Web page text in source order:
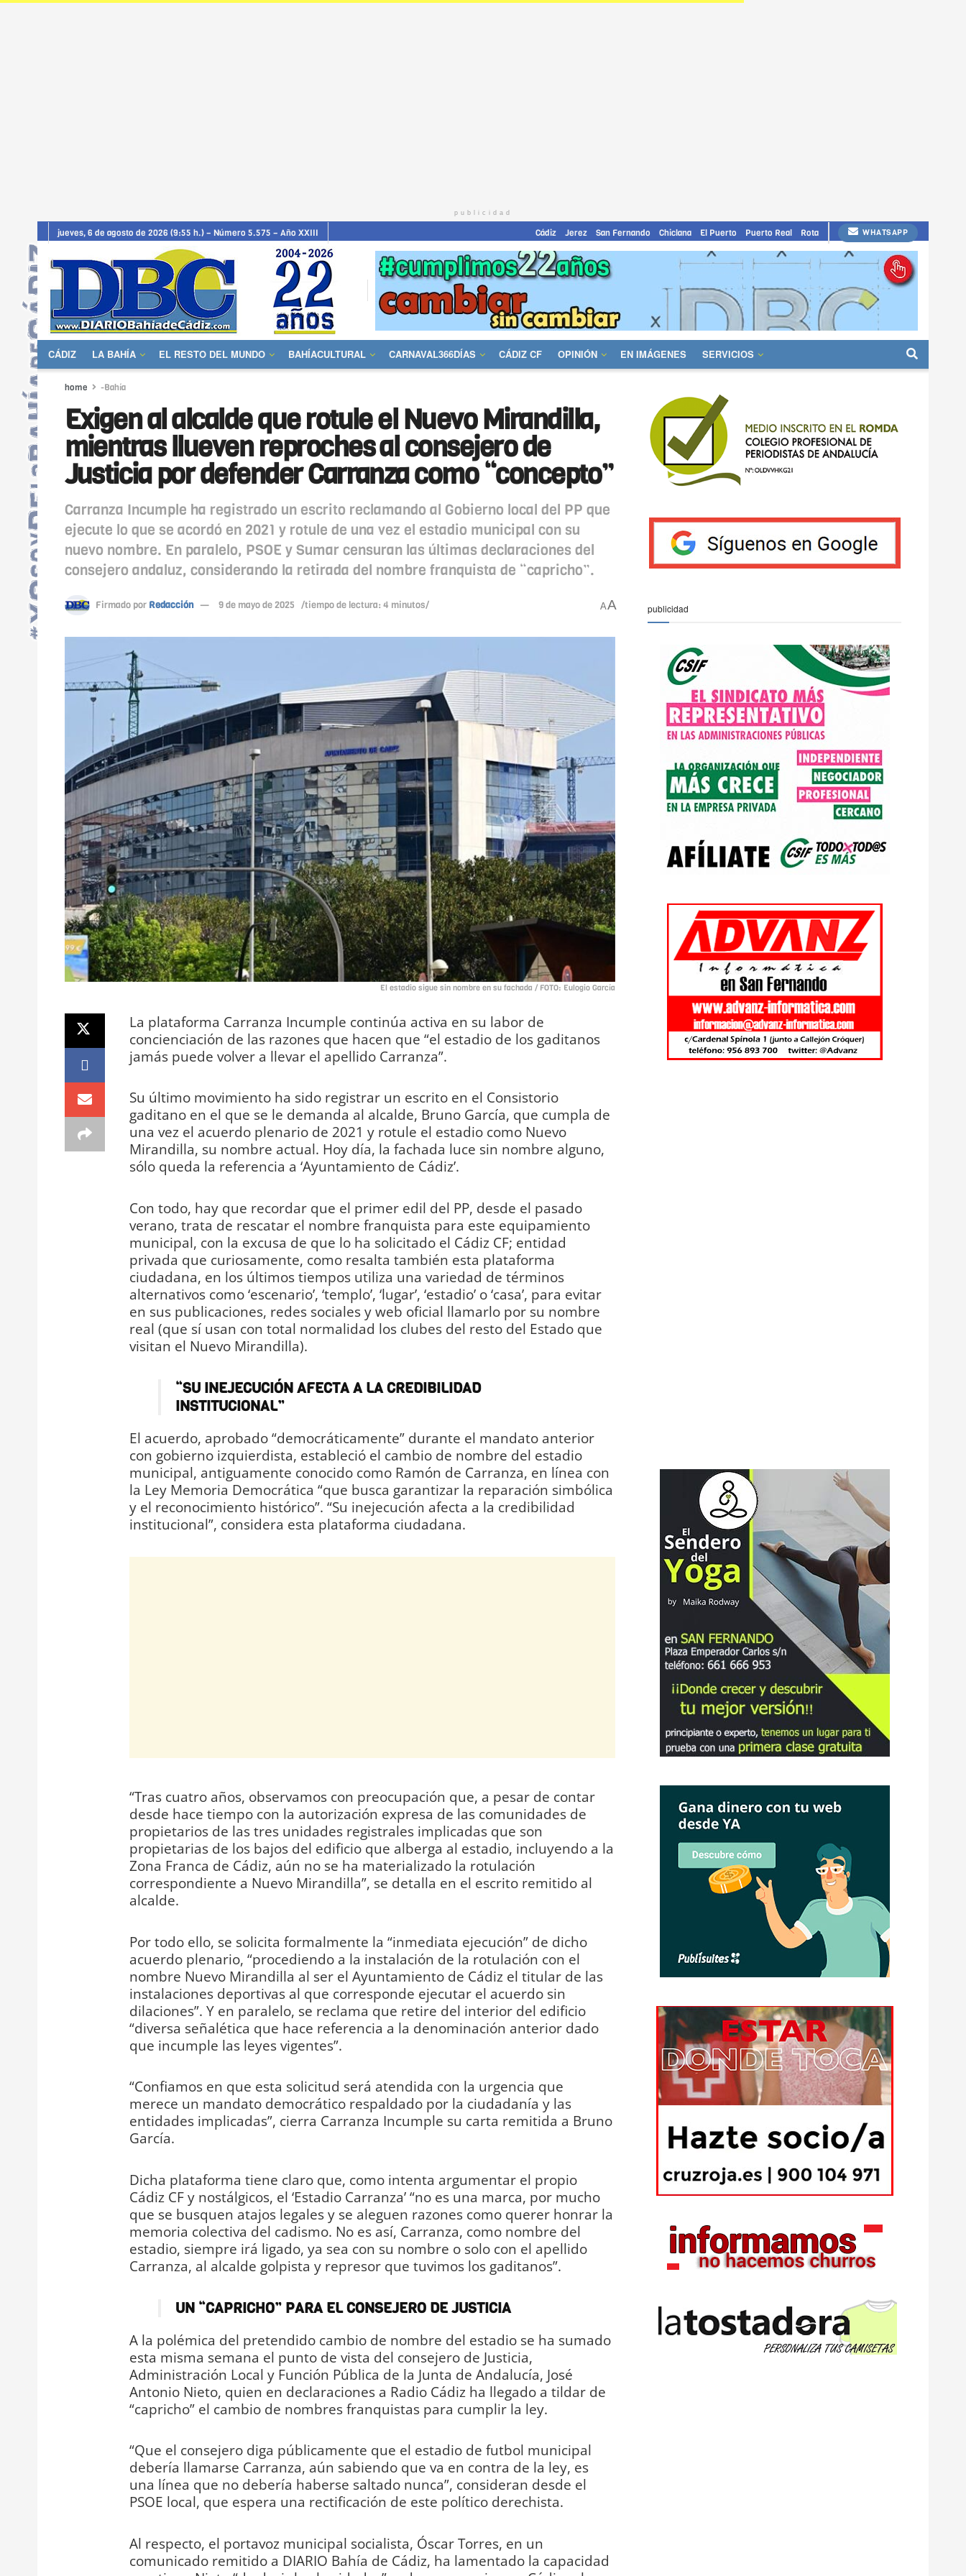
publicidad
jueves, 6 de agosto de 2026 (9:55 h.) – Número 5.575 – Año XXIII Cádiz Jerez San Fernando Chiclana El Puerto Puerto Real Rota WHATSAPP
CÁDIZ LA BAHÍA EL RESTO DEL MUNDO BAHÍACULTURAL CARNAVAL366DÍAS CÁDIZ CF OPINIÓN EN IMÁGENES SERVICIOS
home -Bahía
Exigen al alcalde que rotule el Nuevo Mirandilla,
mientras llueven reproches al consejero de
Justicia por defender Carranza como “concepto”
Carranza Incumple ha registrado un escrito reclamando al Gobierno local del PP que
ejecute lo que se acordó en 2021 y rotule de una vez el estadio municipal con su
nuevo nombre. En paralelo, PSOE y Sumar censuran las últimas declaraciones del
consejero andaluz, considerando la retirada del nombre franquista de “capricho”.
Firmado por Redacción 9 de mayo de 2025 /tiempo de lectura: 4 minutos/ AA
El estadio sigue sin nombre en su fachada / FOTO: Eulogio García
La plataforma Carranza Incumple continúa activa en su labor de
concienciación de las razones que hacen que “el estadio de los gaditanos
jamás puede volver a llevar el apellido Carranza”.
Su último movimiento ha sido registrar un escrito en el Consistorio
gaditano en el que se le demanda al alcalde, Bruno García, que cumpla de
una vez el acuerdo plenario de 2021 y rotule el estadio como Nuevo
Mirandilla, su nombre actual. Hoy día, la fachada luce sin nombre alguno,
sólo queda la referencia a ‘Ayuntamiento de Cádiz’.
Con todo, hay que recordar que el primer edil del PP, desde el pasado
verano, trata de rescatar el nombre franquista para este equipamiento
municipal, con la excusa de que lo ha solicitado el Cádiz CF; entidad
privada que curiosamente, como resalta también esta plataforma
ciudadana, en los últimos tiempos utiliza una variedad de términos
alternativos como ‘escenario’, ‘templo’, ‘lugar’, ‘estadio’ o ‘casa’, para evitar
en sus publicaciones, redes sociales y web oficial llamarlo por su nombre
real (que sí usan con total normalidad los clubes del resto del Estado que
visitan el Nuevo Mirandilla).
“SU INEJECUCIÓN AFECTA A LA CREDIBILIDAD
INSTITUCIONAL”
El acuerdo, aprobado “democráticamente” durante el mandato anterior
con gobierno izquierdista, estableció el cambio de nombre del estadio
municipal, antiguamente conocido como Ramón de Carranza, en línea con
la Ley Memoria Democrática “que busca garantizar la reparación simbólica
y el reconocimiento histórico”. “Su inejecución afecta a la credibilidad
institucional”, considera esta plataforma ciudadana.
“Tras cuatro años, observamos con preocupación que, a pesar de contar
desde hace tiempo con la autorización expresa de las comunidades de
propietarios de las tres unidades registrales implicadas que son
propietarias de los bajos del edificio que alberga al estadio, incluyendo a la
Zona Franca de Cádiz, aún no se ha materializado la rotulación
correspondiente a Nuevo Mirandilla”, se detalla en el escrito remitido al
alcalde.
Por todo ello, se solicita formalmente la “inmediata ejecución” de dicho
acuerdo plenario, “procediendo a la instalación de la rotulación con el
nombre Nuevo Mirandilla al ser el Ayuntamiento de Cádiz el titular de las
instalaciones deportivas al que corresponde ejecutar el acuerdo sin
dilaciones”. Y en paralelo, se reclama que retire del interior del edificio
“diversa señalética que hace referencia a la denominación anterior dado
que incumple las leyes vigentes”.
“Confiamos en que esta solicitud será atendida con la urgencia que
merece un mandato democrático respaldado por la ciudadanía y las
entidades implicadas”, cierra Carranza Incumple su carta remitida a Bruno
García.
Dicha plataforma tiene claro que, como intenta argumentar el propio
Cádiz CF y nostálgicos, el ‘Estadio Carranza’ “no es una marca, por mucho
que se busquen atajos legales y se aleguen razones como querer honrar la
memoria colectiva del cadismo. No es así, Carranza, como nombre del
estadio, siempre irá ligado, ya sea con su nombre o solo con el apellido
Carranza, al alcalde golpista y represor que tuvimos los gaditanos”.
UN “CAPRICHO” PARA EL CONSEJERO DE JUSTICIA
A la polémica del pretendido cambio de nombre del estadio se ha sumado
esta misma semana el punto de vista del consejero de Justicia,
Administración Local y Función Pública de la Junta de Andalucía, José
Antonio Nieto, quien en declaraciones a Radio Cádiz ha llegado a tildar de
“capricho” el cambio de nombres franquistas para cumplir la ley.
“Que el consejero diga públicamente que el estadio de futbol municipal
debería llamarse Carranza, aún sabiendo que va en contra de la ley, es
una línea que no debería haberse saltado nunca”, consideran desde el
PSOE local, que espera una rectificación de este político derechista.
Al respecto, el portavoz municipal socialista, Óscar Torres, en un
comunicado remitido a DIARIO Bahía de Cádiz, ha lamentado la capacidad
publicidad